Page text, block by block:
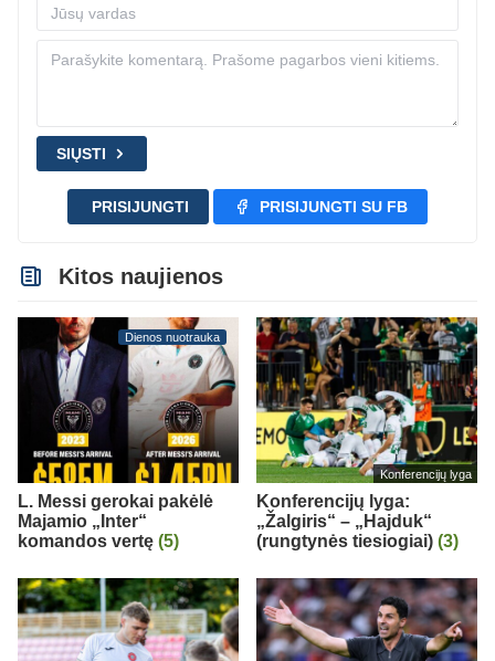
SIŲSTI
PRISIJUNGTI PRISIJUNGTI SU FB
Kitos naujienos
Dienos nuotrauka
L. Messi gerokai pakėlė
Majamio „Inter“
komandos vertę (5)
Konferencijų lyga
Konferencijų lyga:
„Žalgiris“ – „Hajduk“
(rungtynės tiesiogiai) (3)